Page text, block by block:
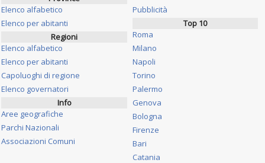
Elenco alfabetico
Elenco per abitanti
Regioni
Elenco alfabetico
Elenco per abitanti
Capoluoghi di regione
Elenco governatori
Info
Aree geografiche
Parchi Nazionali
Associazioni Comuni
Pubblicità
Top 10
Roma
Milano
Napoli
Torino
Palermo
Genova
Bologna
Firenze
Bari
Catania